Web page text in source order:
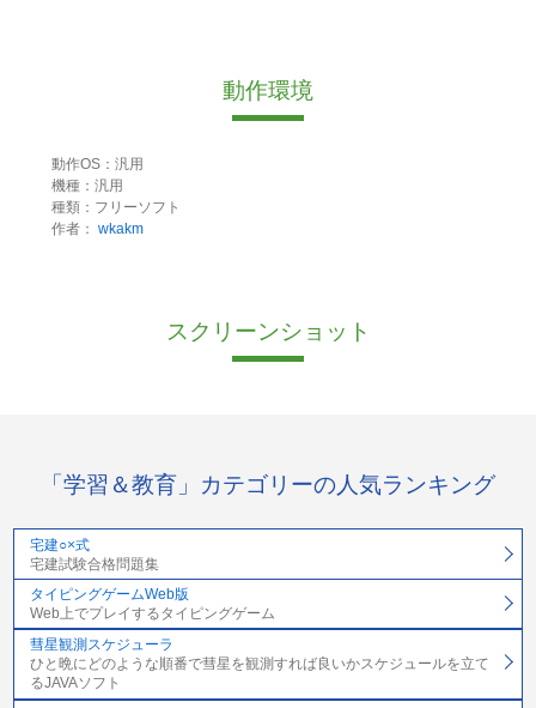
動作環境
動作OS：汎用
機種：汎用
種類：フリーソフト
作者： wkakm
スクリーンショット
「学習＆教育」カテゴリーの人気ランキング
宅建○×式
宅建試験合格問題集
タイピングゲームWeb版
Web上でプレイするタイピングゲーム
彗星観測スケジューラ
ひと晩にどのような順番で彗星を観測すれば良いかスケジュールを立て
るJAVAソフト